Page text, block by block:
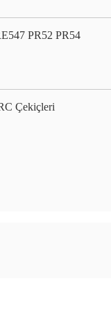
PR52 PR54
Çekiçleri